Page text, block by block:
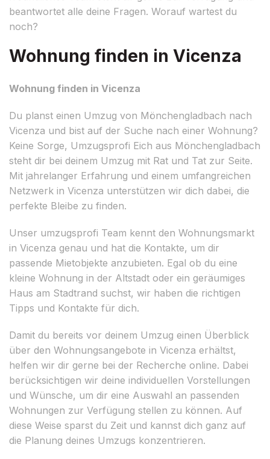
beantwortet alle deine Fragen. Worauf wartest du
noch?
Wohnung finden in Vicenza
Wohnung finden in Vicenza
Du planst einen Umzug von Mönchengladbach nach
Vicenza und bist auf der Suche nach einer Wohnung?
Keine Sorge, Umzugsprofi Eich aus Mönchengladbach
steht dir bei deinem Umzug mit Rat und Tat zur Seite.
Mit jahrelanger Erfahrung und einem umfangreichen
Netzwerk in Vicenza unterstützen wir dich dabei, die
perfekte Bleibe zu finden.
Unser umzugsprofi Team kennt den Wohnungsmarkt
in Vicenza genau und hat die Kontakte, um dir
passende Mietobjekte anzubieten. Egal ob du eine
kleine Wohnung in der Altstadt oder ein geräumiges
Haus am Stadtrand suchst, wir haben die richtigen
Tipps und Kontakte für dich.
Damit du bereits vor deinem Umzug einen Überblick
über den Wohnungsangebote in Vicenza erhältst,
helfen wir dir gerne bei der Recherche online. Dabei
berücksichtigen wir deine individuellen Vorstellungen
und Wünsche, um dir eine Auswahl an passenden
Wohnungen zur Verfügung stellen zu können. Auf
diese Weise sparst du Zeit und kannst dich ganz auf
die Planung deines Umzugs konzentrieren.